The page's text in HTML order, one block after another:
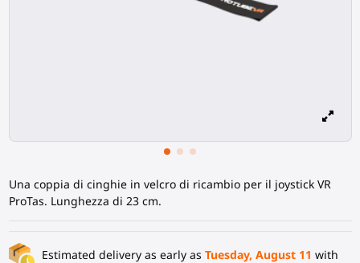
Una coppia di cinghie in velcro di ricambio per il joystick VR
ProTas. Lunghezza di 23 cm.
Estimated delivery as early as Tuesday, August 11 with